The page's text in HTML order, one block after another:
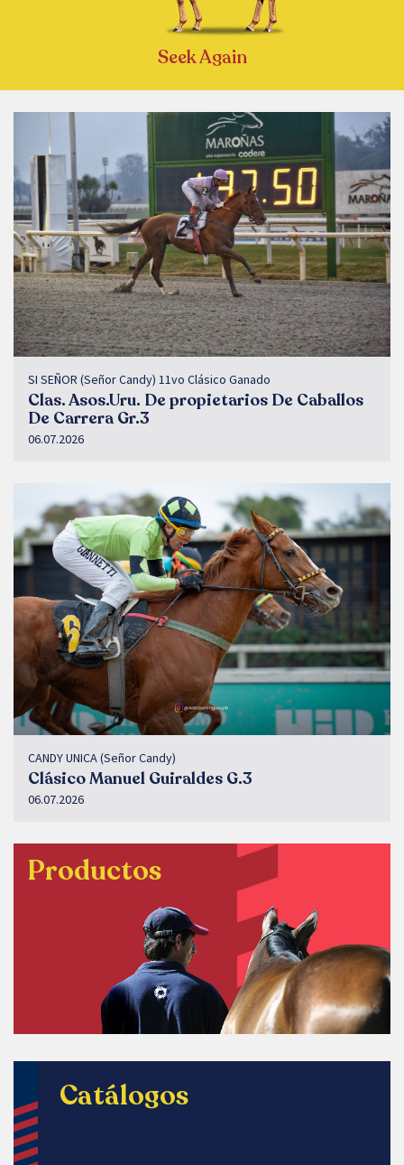
Seek Again
SI SEÑOR (Señor Candy) 11vo Clásico Ganado
Clas. Asos.Uru. De propietarios De Caballos
De Carrera Gr.3
06.07.2026
CANDY UNICA (Señor Candy)
Clásico Manuel Guiraldes G.3
06.07.2026
Productos
Catálogos